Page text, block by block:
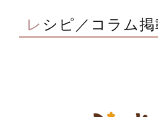
レシピ／コラム